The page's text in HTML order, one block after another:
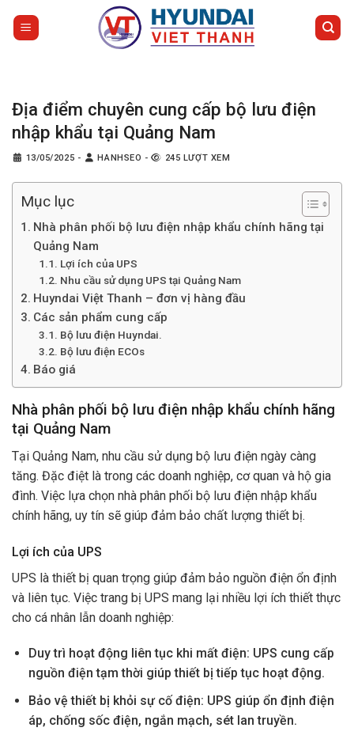
Địa điểm chuyên cung cấp bộ lưu điện
nhập khẩu tại Quảng Nam
13/05/2025 - HANHSEO - 245 LƯỢT XEM
Mục lục
Nhà phân phối bộ lưu điện nhập khẩu chính hãng tại
Quảng Nam
Lợi ích của UPS
Nhu cầu sử dụng UPS tại Quảng Nam
Huyndai Việt Thanh – đơn vị hàng đầu
Các sản phẩm cung cấp
Bộ lưu điện Huyndai.
Bộ lưu điện ECOs
Báo giá
Nhà phân phối bộ lưu điện nhập khẩu chính hãng
tại Quảng Nam
Tại Quảng Nam, nhu cầu sử dụng bộ lưu điện ngày càng
tăng. Đặc điệt là trong các doanh nghiệp, cơ quan và hộ gia
đình. Việc lựa chọn nhà phân phối bộ lưu điện nhập khẩu
chính hãng, uy tín sẽ giúp đảm bảo chất lượng thiết bị.
Lợi ích của UPS
UPS là thiết bị quan trọng giúp đảm bảo nguồn điện ổn định
và liên tục. Việc trang bị UPS mang lại nhiều lợi ích thiết thực
cho cá nhân lẫn doanh nghiệp:
Duy trì hoạt động liên tục khi mất điện: UPS cung cấp
nguồn điện tạm thời giúp thiết bị tiếp tục hoạt động.
Bảo vệ thiết bị khỏi sự cố điện: UPS giúp ổn định điện
áp, chống sốc điện, ngắn mạch, sét lan truyền.